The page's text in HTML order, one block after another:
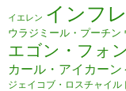
イエレン インフ
ウラジミール・プーチン
エゴン・フォ
カール・アイカーン
ジェイコブ・ロスチャイル